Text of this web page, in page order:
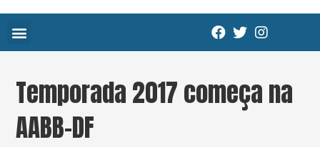
Temporada 2017 começa na
AABB-DF